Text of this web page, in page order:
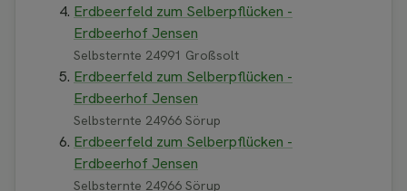
Erdbeerfeld zum Selberpflücken -
Erdbeerhof Jensen
Selbsternte 24991 Großsolt
Erdbeerfeld zum Selberpflücken -
Erdbeerhof Jensen
Selbsternte 24966 Sörup
Erdbeerfeld zum Selberpflücken -
Erdbeerhof Jensen
Selbsternte 24966 Sörup